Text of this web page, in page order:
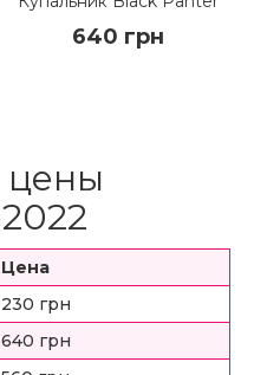
цены
Цена
230 грн
640 грн